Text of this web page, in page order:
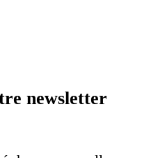
newsletter